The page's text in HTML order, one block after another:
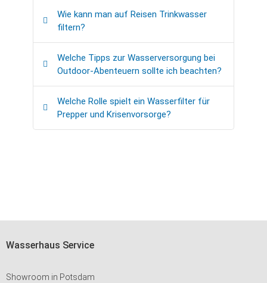
Wie kann man auf Reisen Trinkwasser
filtern?
Welche Tipps zur Wasserversorgung bei
Outdoor-Abenteuern sollte ich beachten?
Welche Rolle spielt ein Wasserfilter für
Prepper und Krisenvorsorge?
Wasserhaus Service
Showroom in Potsdam